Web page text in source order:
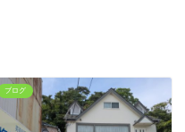
ブログ